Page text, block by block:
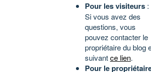
Pour les visiteurs :
Si vous avez des
questions, vous
pouvez contacter le
propriétaire du blog
suivantce lien.
Pour le